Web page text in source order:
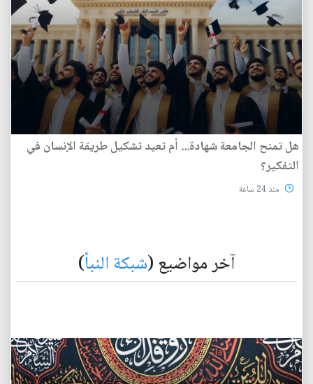
هل تمنح الجامعة شهادة... أم تعيد تشكيل طريقة الإنسان في
التفكير؟
منذ 24 ساعة
آخر مواضيع (شبكة النبأ)